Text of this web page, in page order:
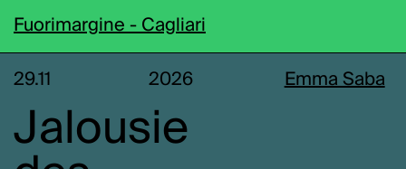
Fuorimargine - Cagliari
29.11 2026 Emma Saba
Jalousie